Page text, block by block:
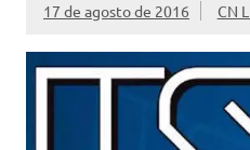
17 de agosto de 2016 CN